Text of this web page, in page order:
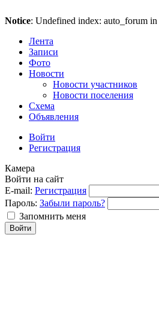
Notice: Undefined index: auto_forum in
Лента
Записи
Фото
Новости
Новости участников
Новости поселения
Схема
Объявления
Войти
Регистрация
Камера
Войти на сайт
E-mail: Регистрация
Пароль: Забыли пароль?
Запомнить меня